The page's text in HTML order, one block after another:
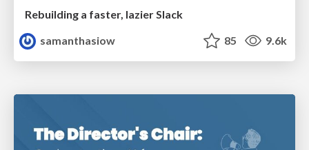
Rebuilding a faster, lazier Slack
samanthasiow
85 9.6k